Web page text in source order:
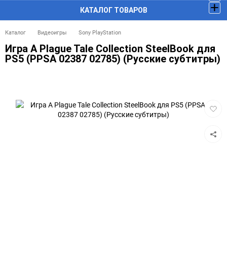
КАТАЛОГ ТОВАРОВ
Каталог Видеоигры Sony PlayStation
Игра A Plague Tale Collection SteelBook для
PS5 (PPSA 02387 02785) (Русские субтитры)